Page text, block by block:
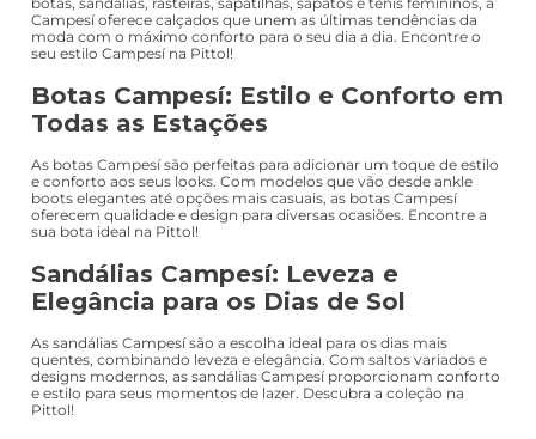
Campesí oferece calçados que unem as últimas tendências da
moda com o máximo conforto para o seu dia a dia. Encontre o
seu estilo Campesí na Pittol!
Botas Campesí: Estilo e Conforto em
Todas as Estações
As botas Campesí são perfeitas para adicionar um toque de estilo
e conforto aos seus looks. Com modelos que vão desde ankle
boots elegantes até opções mais casuais, as botas Campesí
oferecem qualidade e design para diversas ocasiões. Encontre a
sua bota ideal na Pittol!
Sandálias Campesí: Leveza e
Elegância para os Dias de Sol
As sandálias Campesí são a escolha ideal para os dias mais
quentes, combinando leveza e elegância. Com saltos variados e
designs modernos, as sandálias Campesí proporcionam conforto
e estilo para seus momentos de lazer. Descubra a coleção na
Pittol!